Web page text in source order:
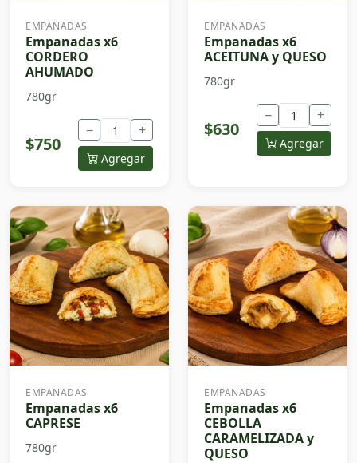
EMPANADAS
Empanadas x6
CORDERO
AHUMADO
780gr
$750
− +
Agregar
EMPANADAS
Empanadas x6
ACEITUNA y QUESO
780gr
$630
− +
Agregar
EMPANADAS
Empanadas x6
CAPRESE
780gr
EMPANADAS
Empanadas x6
CEBOLLA
CARAMELIZADA y
QUESO